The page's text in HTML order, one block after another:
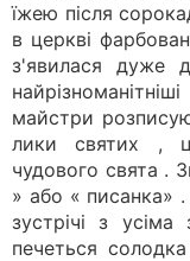
їжею після
в церкві
з'явилася дуже
майстри
лики святих ,
чудового свята .
» або « писанка»
зустрічі з
печеться